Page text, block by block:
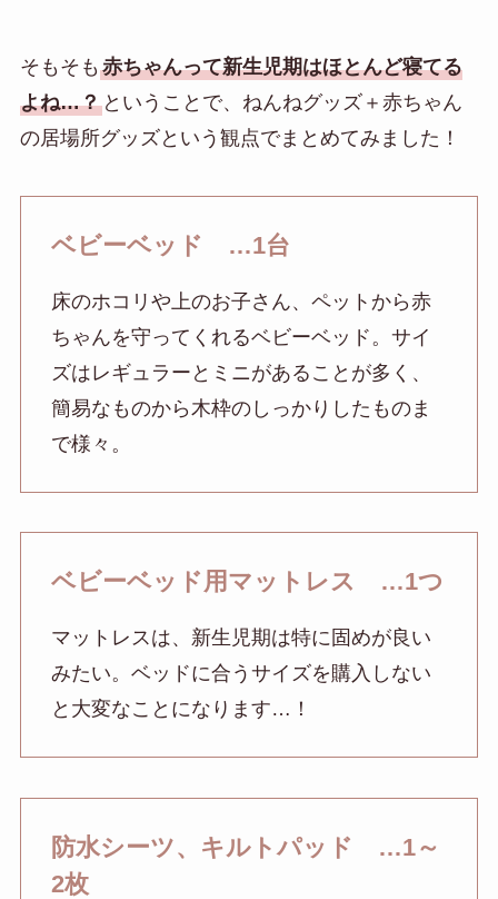
そもそも 赤ちゃんって新生児期はほとんど寝てる
よね…？ということで、ねんねグッズ＋赤ちゃん
の居場所グッズという観点でまとめてみました！
ベビーベッド …1台
床のホコリや上のお子さん、ペットから赤
ちゃんを守ってくれるベビーベッド。サイ
ズはレギュラーとミニがあることが多く、
簡易なものから木枠のしっかりしたものま
で様々。
ベビーベッド用マットレス …1つ
マットレスは、新生児期は特に固めが良い
みたい。ベッドに合うサイズを購入しない
と大変なことになります…！
防水シーツ、キルトパッド …1～
2枚